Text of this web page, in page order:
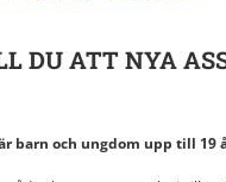
DU ATT NYA
barn och ungdom upp till 19